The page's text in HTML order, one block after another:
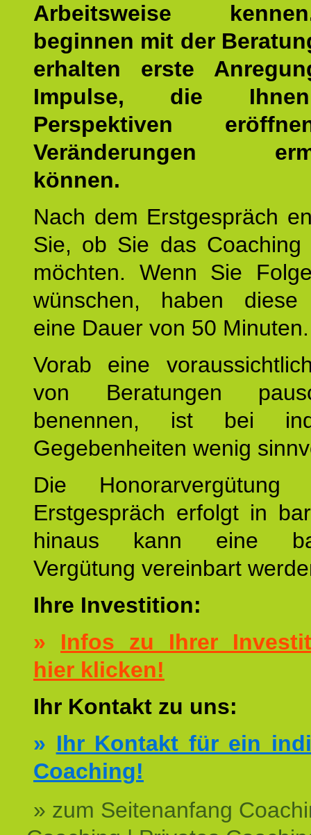
Arbeitsweise
beginnen mit der
erhalten erste
Impulse, die
Perspektiven
Veränderungen
können.
Nach dem Erstgespräch
Sie, ob Sie das Coaching
möchten. Wenn Sie
wünschen, haben diese
eine Dauer von 50 Minuten.
Vorab eine
von Beratungen
benennen, ist bei
Gegebenheiten wenig
Die
Erstgespräch erfolgt in
hinaus kann eine
Vergütung vereinbart
Ihre Investition:
» Infos zu Ihrer
hier klicken!
Ihr Kontakt zu uns:
» Ihr Kontakt für ein
Coaching!
» zum Seitenanfang